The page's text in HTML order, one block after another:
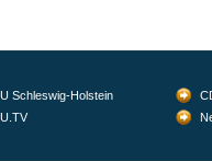
Schleswig-Holstein